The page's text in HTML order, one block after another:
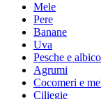
Mele
Pere
Banane
Uva
Pesche e
Agrumi
Cocomeri e
Ciliegie